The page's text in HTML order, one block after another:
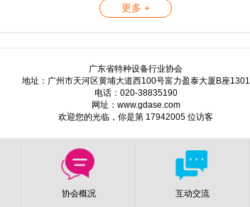
更多 +
广东省特种设备行业协会
地址：广州市天河区黄埔大道西100号富力盈泰大厦B座1301
电话：020-38835190
网址：www.gdase.com
欢迎您的光临，你是第 17942005 位访客
协会概况 互动交流